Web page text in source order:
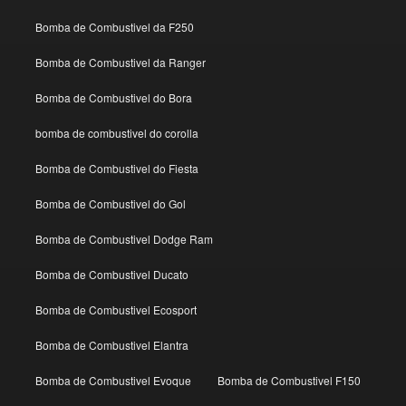
Bomba de Combustivel da F250
Bomba de Combustivel da Ranger
Bomba de Combustivel do Bora
bomba de combustivel do corolla
Bomba de Combustivel do Fiesta
Bomba de Combustivel do Gol
Bomba de Combustivel Dodge Ram
Bomba de Combustivel Ducato
Bomba de Combustivel Ecosport
Bomba de Combustivel Elantra
Bomba de Combustivel Evoque Bomba de Combustivel F150